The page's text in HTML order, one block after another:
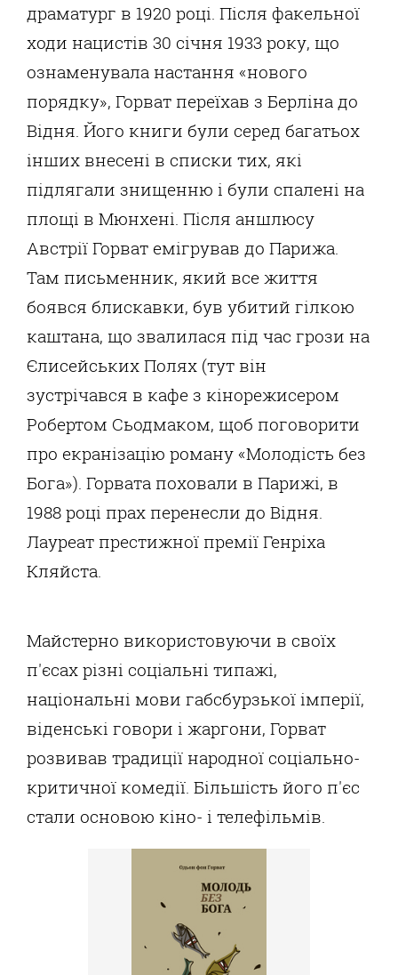
драматург в 1920 році. Після факельної
ходи нацистів 30 січня 1933 року, що
ознаменувала настання «нового
порядку», Горват переїхав з Берліна до
Відня. Його книги були серед багатьох
інших внесені в списки тих, які
підлягали знищенню і були спалені на
площі в Мюнхені. Після аншлюсу
Австрії Горват емігрував до Парижа.
Там письменник, який все життя
боявся блискавки, був убитий гілкою
каштана, що звалилася під час грози на
Єлисейських Полях (тут він
зустрічався в кафе з кінорежисером
Робертом Сьодмаком, щоб поговорити
про екранізацію роману «Молодість без
Бога»). Горвата поховали в Парижі, в
1988 році прах перенесли до Відня.
Лауреат престижної премії Генріха
Кляйста.
Майстерно використовуючи в своїх
п'єсах різні соціальні типажі,
національні мови габсбурзької імперії,
віденські говори і жаргони, Горват
розвивав традиції народної соціально-
критичної комедії. Більшість його п'єс
стали основою кіно- і телефільмів.